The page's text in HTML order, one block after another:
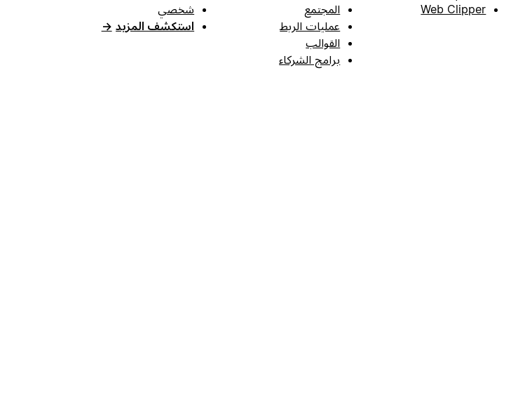
Web Clipper
المجتمع
عمليات الربط
القوالب
برامج الشركاء
شخصي
استكشف المزيد →